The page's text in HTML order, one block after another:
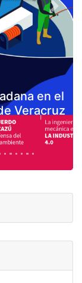
en el
Next